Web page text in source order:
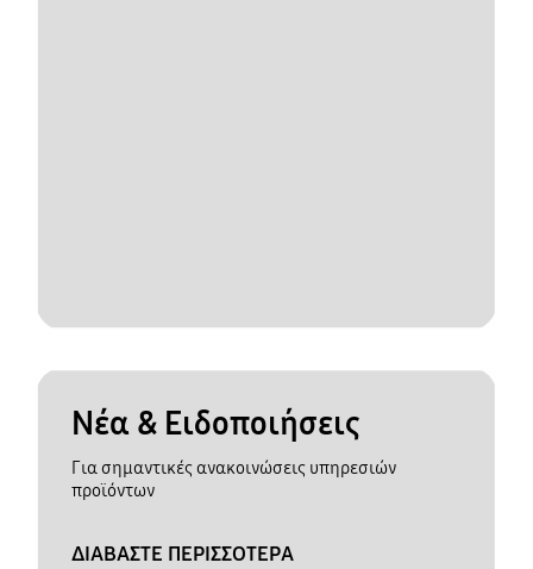
Νέα & Ειδοποιήσεις
Για σημαντικές ανακοινώσεις υπηρεσιών
προϊόντων
ΔΙΑΒΑΣΤΕ ΠΕΡΙΣΣΟΤΕΡΑ